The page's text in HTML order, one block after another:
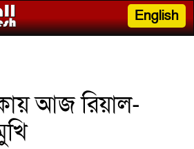
English
আজ রিয়াল-